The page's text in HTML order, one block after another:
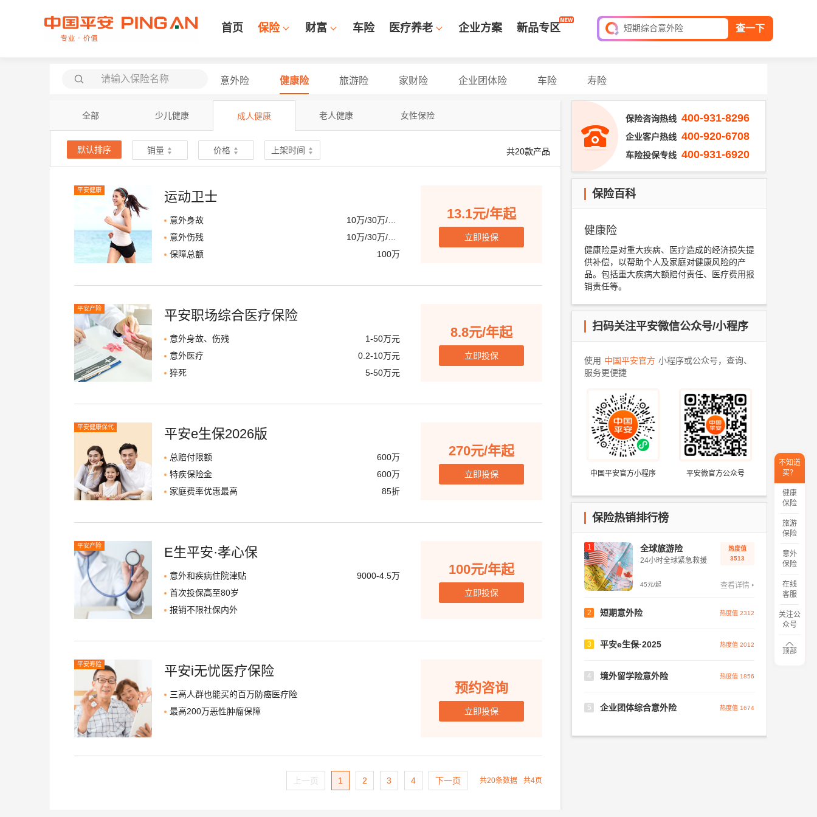
首页 保险 财富 车险 医疗养老 企业方案 新品专区
短期综合意外险
查一下
意外险 健康险 旅游险 家财险 企业团体险 车险 寿险
全部 少儿健康 成人健康 老人健康 女性保险
默认排序 销量 价格 上架时间 共20款产品
平安健康 运动卫士
意外身故
意外伤残
保障总额
100万
13.1元/年起
立即投保
平安产险 平安职场综合医疗保险
意外身故、伤残
1-50万元
意外医疗
0.2-10万元
猝死
5-50万元
8.8元/年起
立即投保
平安健康保代 平安e生保2026版
总赔付限额
600万
特疾保险金
600万
家庭费率优惠最高
85折
270元/年起
立即投保
平安产险 E生平安·孝心保
意外和疾病住院津贴
9000-4.5万
首次投保高至80岁
报销不限社保内外
100元/年起
立即投保
平安寿险 平安i无忧医疗保险
三高人群也能买的百万防癌医疗险
最高200万恶性肿瘤保障
预约咨询
立即投保
上一页 1 2 3 4 下一页 共20条数据 共4页
保险咨询热线 400-931-8296
企业客户热线 400-920-6708
车险投保专线 400-931-6920
保险百科
健康险
健康险是对重大疾病、医疗造成的经济损失提
供补偿，以帮助个人及家庭对健康风险的产
品。包括重大疾病大额赔付责任、医疗费用报
销责任等。
扫码关注平安微信公众号/小程序
使用 中国平安官方 小程序或公众号，查询、
服务更便捷
中国平安官方小程序 平安微官方公众号
保险热销排行榜
1 全球旅游险
24小时全球紧急救援
45元/起
热度值
3513
查看详情
2 短期意外险 热度值 2312
3 平安e生保·2025 热度值 2012
4 境外留学险意外险 热度值 1856
5 企业团体综合意外险 热度值 1674
不知道
买？
健康
保险
旅游
保险
意外
保险
在线
客服
关注公
众号
顶部